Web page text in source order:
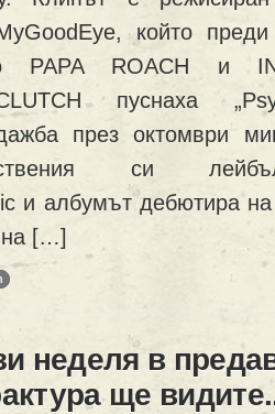
който
PAPA ROACH и
пуснаха
през октомври
си
и албумът дебютира
на […]
неделя в
ще